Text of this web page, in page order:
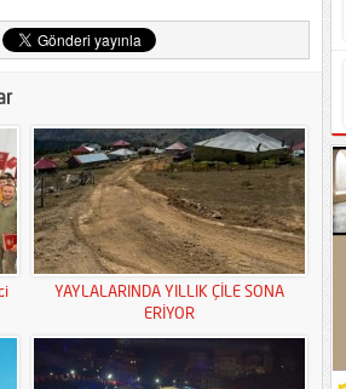
YAYLALARINDA YILLIK ÇİLE SONA
ERİYOR